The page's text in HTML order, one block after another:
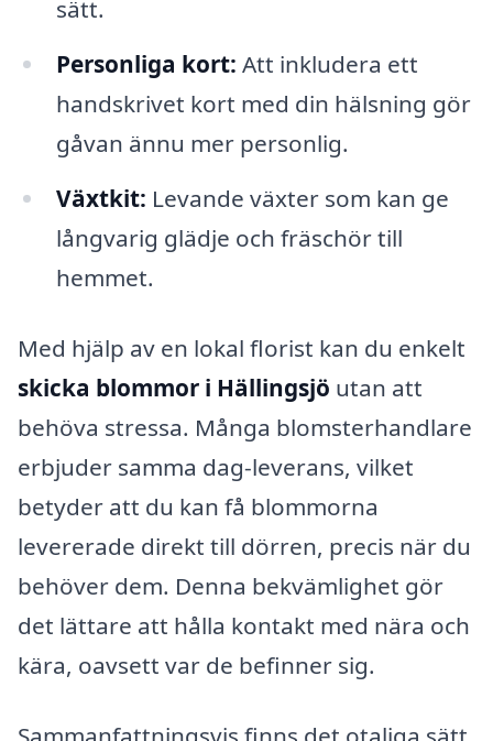
sätt.
Personliga kort: Att inkludera ett
handskrivet kort med din hälsning gör
gåvan ännu mer personlig.
Växtkit: Levande växter som kan ge
långvarig glädje och fräschör till
hemmet.
Med hjälp av en lokal florist kan du enkelt
skicka blommor i Hällingsjö utan att
behöva stressa. Många blomsterhandlare
erbjuder samma dag-leverans, vilket
betyder att du kan få blommorna
levererade direkt till dörren, precis när du
behöver dem. Denna bekvämlighet gör
det lättare att hålla kontakt med nära och
kära, oavsett var de befinner sig.